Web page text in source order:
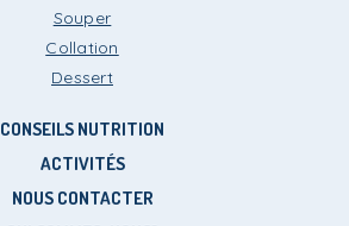
Souper
Collation
Dessert
CONSEILS NUTRITION
ACTIVITÉS
NOUS CONTACTER